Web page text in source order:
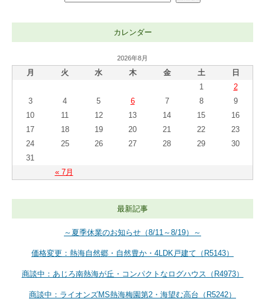
カレンダー
2026年8月
月 火 水 木 金 土 日
« 7月
1
2
3
4 5 6 7 8
9
10
11 12 13 14 15
16
17
18 19 20 21 22
23
24
25 26 27 28 29
30
31
最新記事
～夏季休業のお知らせ（8/11～8/19）～
価格変更：熱海自然郷・自然豊か・4LDK戸建て（R5143）
商談中：あじろ南熱海が丘・コンパクトなログハウス（R4973）
商談中：ライオンズMS熱海梅園第2・海望む高台（R5242）